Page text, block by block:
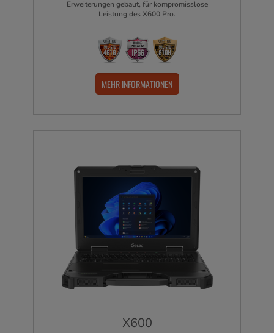
Erweiterungen gebaut, für kompromisslose
Leistung des X600 Pro.
MEHR INFORMATIONEN
X600